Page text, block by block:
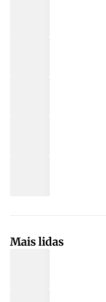
Mais lidas